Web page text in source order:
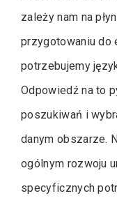
zależy nam na
przygotowaniu do
potrzebujemy
Odpowiedź na to
poszukiwań i
danym obszarze.
ogólnym rozwoju
specyficznych